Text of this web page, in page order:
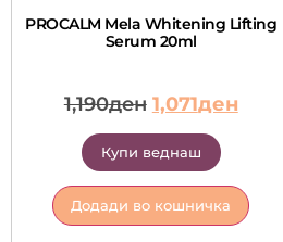
PROCALM Mela Whitening Lifting
Serum 20ml
1,190ден 1,071ден
Купи веднаш
Додади во кошничка